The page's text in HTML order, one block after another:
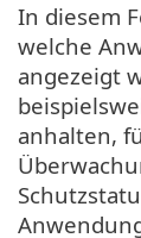
In diesem
welche
angezeigt
anhalten,